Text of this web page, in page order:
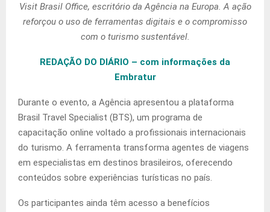
Visit Brasil Office, escritório da Agência na Europa. A ação
reforçou o uso de ferramentas digitais e o compromisso
com o turismo sustentável.
REDAÇÃO DO DIÁRIO – com informações da
Embratur
Durante o evento, a Agência apresentou a plataforma
Brasil Travel Specialist (BTS), um programa de
capacitação online voltado a profissionais internacionais
do turismo. A ferramenta transforma agentes de viagens
em especialistas em destinos brasileiros, oferecendo
conteúdos sobre experiências turísticas no país.
Os participantes ainda têm acesso a benefícios